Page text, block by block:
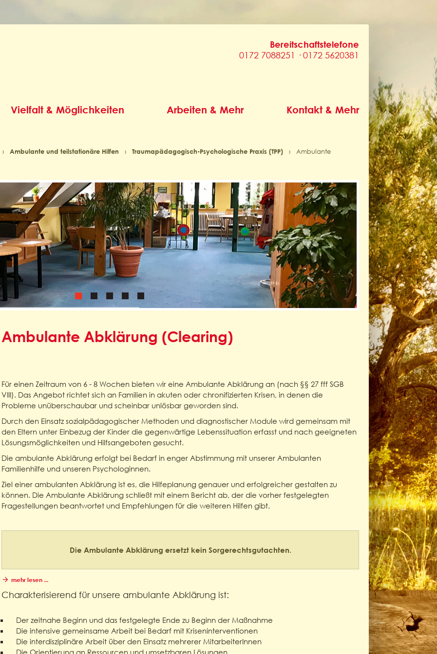
Bereitschaftstelefone
0172 7088251 · 0172 5620381
Vielfalt & Möglichkeiten Arbeiten & Mehr Kontakt & Mehr
› Ambulante und teilstationäre Hilfen › Traumapädagogisch-Psychologische Praxis (TPP) › Ambulante
Ambulante Abklärung (Clearing)
Für einen Zeitraum von 6 - 8 Wochen bieten wir eine Ambulante Abklärung an (nach §§ 27 fff SGB
VIII). Das Angebot richtet sich an Familien in akuten oder chronifizierten Krisen, in denen die
Probleme unüberschaubar und scheinbar unlösbar geworden sind.
Durch den Einsatz sozialpädagogischer Methoden und diagnostischer Module wird gemeinsam mit
den Eltern unter Einbezug der Kinder die gegenwärtige Lebenssituation erfasst und nach geeigneten
Lösungsmöglichkeiten und Hilfsangeboten gesucht.
Die ambulante Abklärung erfolgt bei Bedarf in enger Abstimmung mit unserer Ambulanten
Familienhilfe und unseren Psychologinnen.
Ziel einer ambulanten Abklärung ist es, die Hilfeplanung genauer und erfolgreicher gestalten zu
können. Die Ambulante Abklärung schließt mit einem Bericht ab, der die vorher festgelegten
Fragestellungen beantwortet und Empfehlungen für die weiteren Hilfen gibt.
Die Ambulante Abklärung ersetzt kein Sorgerechtsgutachten.
mehr lesen ...
Charakterisierend für unsere ambulante Abklärung ist:
Der zeitnahe Beginn und das festgelegte Ende zu Beginn der Maßnahme
Die intensive gemeinsame Arbeit bei Bedarf mit Kriseninterventionen
Die interdisziplinäre Arbeit über den Einsatz mehrerer MitarbeiterInnen
Die Orientierung an Ressourcen und umsetzbaren Lösungen